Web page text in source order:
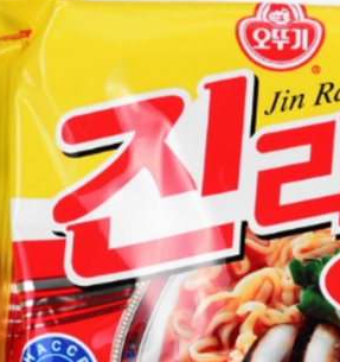
бульона
порошок
умами,
порошок
порошок
приправы
соуса из
приправы